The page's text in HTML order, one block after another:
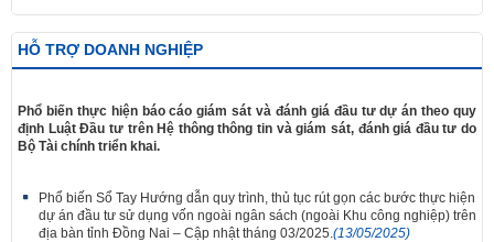
HỖ TRỢ DOANH NGHIỆP
Phổ biến thực hiện báo cáo giám sát và đánh giá đầu tư dự án theo quy
định Luật Đầu tư trên Hệ thông thông tin và giám sát, đánh giá đầu tư do
Bộ Tài chính triển khai.
Phổ biến Sổ Tay Hướng dẫn quy trình, thủ tục rút gọn các bước thực hiện
dự án đầu tư sử dụng vốn ngoài ngân sách (ngoài Khu công nghiệp) trên
địa bàn tỉnh Đồng Nai – Cập nhật tháng 03/2025. (13/05/2025)